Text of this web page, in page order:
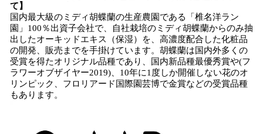
て】
国内最大級のミディ胡蝶蘭の生産農園である「椎名洋ラン
園」100％出資子会社で、自社栽培のミディ胡蝶蘭からのみ抽
出したオーキッドエキス（保湿）を、高濃度配合した化粧品
の開発、販売までを手掛けています。胡蝶蘭は国内外多くの
受賞を得たオリジナル品種であり、国内新品種最優秀賞や(フ
ラワーオブザイヤー2019)、10年に1度しか開催しない花のオ
リンピック、フロリアード国際園芸博で金賞などの受賞品種
もあります。